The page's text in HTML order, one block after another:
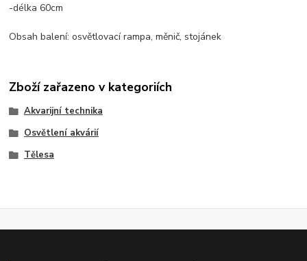
-délka 60cm
Obsah balení: osvětlovací rampa, měnič, stojánek
Zboží zařazeno v kategoriích
Akvarijní technika
Osvětlení akvárií
Tělesa